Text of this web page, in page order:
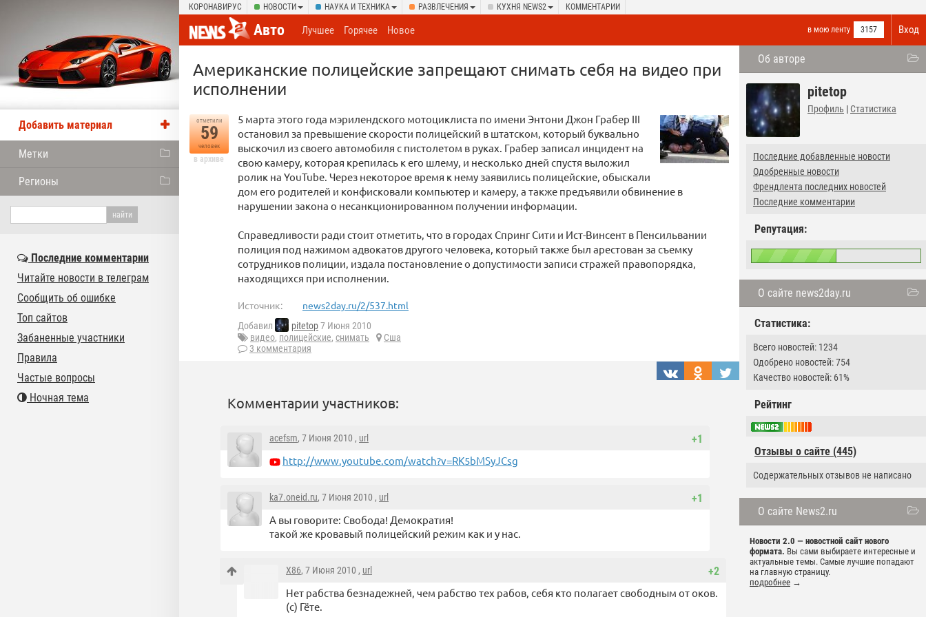
КОРОНАВИРУС НОВОСТИ НАУКА И ТЕХНИКА РАЗВЛЕЧЕНИЯ КУХНЯ NEWS2 КОММЕНТАРИИ
Вход
Авто в мою ленту 3157
Лучшее Горячее Новое
Об авторе
pitetop
Профиль | Статистика
Последние добавленные новости
Одобренные новости
Френдлента последних новостей
Последние комментарии
Репутация:
О сайте news2day.ru
Статистика:
Всего новостей: 1234
Одобрено новостей: 754
Качество новостей: 61%
Рейтинг
Отзывы о сайте (445)
Содержательных отзывов не написано
О сайте News2.ru
Новости 2.0 — новостной сайт нового
формата. Вы сами выбираете интересные и
актуальные темы. Самые лучшие попадают
на главную страницу.
подробнее →
Американские полицейские запрещают снимать себя на видео при
исполнении
отметили
59
человек
в архиве
5 марта этого года мэрилендского мотоциклиста по имени Энтони Джон Грабер III
остановил за превышение скорости полицейский в штатском, который буквально
выскочил из своего автомобиля с пистолетом в руках. Грабер записал инцидент на
свою камеру, которая крепилась к его шлему, и несколько дней спустя выложил
ролик на YouTube. Через некоторое время к нему заявились полицейские, обыскали
дом его родителей и конфисковали компьютер и камеру, а также предъявили обвинение в
нарушении закона о несанкционированном получении информации.
Справедливости ради стоит отметить, что в городах Спринг Сити и Ист-Винсент в Пенсильвании
полиция под нажимом адвокатов другого человека, который также был арестован за съемку
сотрудников полиции, издала постановление о допустимости записи стражей правопорядка,
находящихся при исполнении.
Источник: news2day.ru/2/537.html
Добавил pitetop7 Июня 2010
видео, полицейские, снимать
Сша
3 комментария
Комментарии участников:
+1
acefsm, 7 Июня 2010 , url
http://www.youtube.com/watch?v=RK5bMSyJCsg
+1
ka7.oneid.ru, 7 Июня 2010 , url
А вы говорите: Свобода! Демократия!
такой же кровавый полицейский режим как и у нас.
+2
X86, 7 Июня 2010 , url
Нет рабства безнадежней, чем рабство тех рабов, себя кто полагает свободным от оков.
(с) Гёте.
Добавить материал
Метки
Регионы
Последние комментарии
Читайте новости в телеграм
Сообщить об ошибке
Топ сайтов
Забаненные участники
Правила
Частые вопросы
Ночная тема